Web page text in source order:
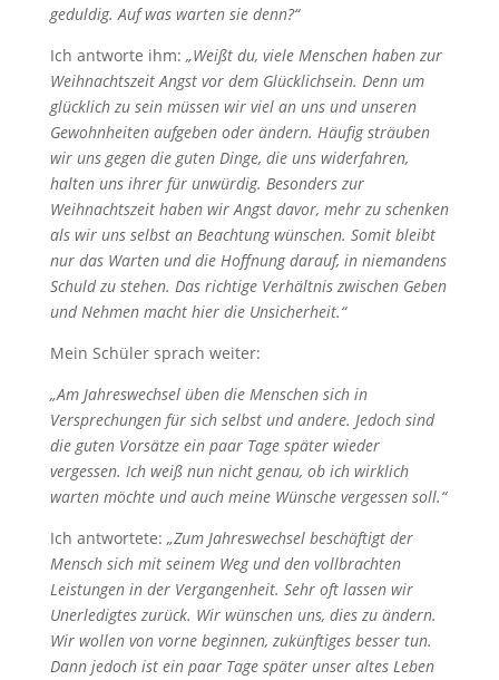
geduldig. Auf was warten sie denn?“
Ich antworte ihm: „Weißt du, viele Menschen haben zur
Weihnachtszeit Angst vor dem Glücklichsein. Denn um
glücklich zu sein müssen wir viel an uns und unseren
Gewohnheiten aufgeben oder ändern. Häufig sträuben
wir uns gegen die guten Dinge, die uns widerfahren,
halten uns ihrer für unwürdig. Besonders zur
Weihnachtszeit haben wir Angst davor, mehr zu schenken
als wir uns selbst an Beachtung wünschen. Somit bleibt
nur das Warten und die Hoffnung darauf, in niemandens
Schuld zu stehen. Das richtige Verhältnis zwischen Geben
und Nehmen macht hier die Unsicherheit.“
Mein Schüler sprach weiter:
„Am Jahreswechsel üben die Menschen sich in
Versprechungen für sich selbst und andere. Jedoch sind
die guten Vorsätze ein paar Tage später wieder
vergessen. Ich weiß nun nicht genau, ob ich wirklich
warten möchte und auch meine Wünsche vergessen soll.“
Ich antwortete: „Zum Jahreswechsel beschäftigt der
Mensch sich mit seinem Weg und den vollbrachten
Leistungen in der Vergangenheit. Sehr oft lassen wir
Unerledigtes zurück. Wir wünschen uns, dies zu ändern.
Wir wollen von vorne beginnen, zukünftiges besser tun.
Dann jedoch ist ein paar Tage später unser altes Leben